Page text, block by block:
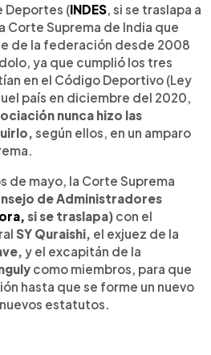
Deportes (INDES, si se traslapa a
Corte Suprema de India que
de la federación desde 2008
ya que cumplió los tres
en el Código Deportivo (Ley
país en diciembre del 2020,
nunca hizo las
según ellos, en un amparo
de mayo, la Corte Suprema
de Administradores
si se traslapa) con el
SY Quraishi, el exjuez de la
y el excapitán de la
como miembros, para que
hasta que se forme un nuevo
estatutos.